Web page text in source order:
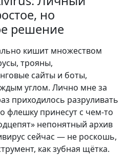
но
решение
кишит множеством
трояны,
сайты и боты,
углом. Лично мне за
приходилось разруливать
флешку принесут с чем-то
непонятный архив
сейчас — не роскошь,
как зубная щётка.